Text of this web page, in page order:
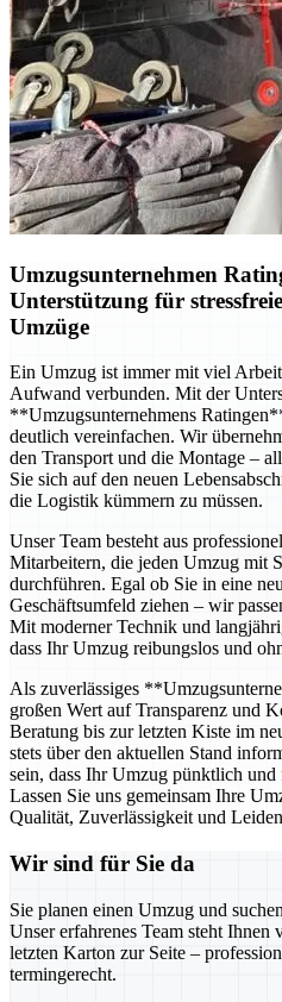
Umzugsunternehmen
Unterstützung für
Umzüge
Ein Umzug ist immer mit viel
Aufwand verbunden. Mit der
**Umzugsunternehmens
deutlich vereinfachen. Wir
den Transport und die Montage –
Sie sich auf den neuen
die Logistik kümmern zu müssen.
Unser Team besteht aus
Mitarbeitern, die jeden Umzug mit
durchführen. Egal ob Sie in eine
Geschäftsumfeld ziehen – wir
Mit moderner Technik und
dass Ihr Umzug reibungslos und
Als zuverlässiges
großen Wert auf Transparenz und
Beratung bis zur letzten Kiste im
stets über den aktuellen Stand
sein, dass Ihr Umzug pünktlich
Lassen Sie uns gemeinsam Ihre
Qualität, Zuverlässigkeit und
Wir sind für Sie da
Sie planen einen Umzug und
Unser erfahrenes Team steht Ihnen
letzten Karton zur Seite –
termingerecht.